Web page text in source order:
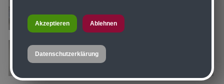
Akzeptieren Ablehnen
Datenschutzerklärung